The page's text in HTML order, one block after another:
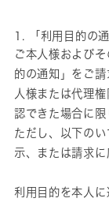
1. 「利用目的の
ご本人様および
的の通知」をご
人様または代理
認できた場合に限
ただし、以下の
示、または請求に
利用目的を本人